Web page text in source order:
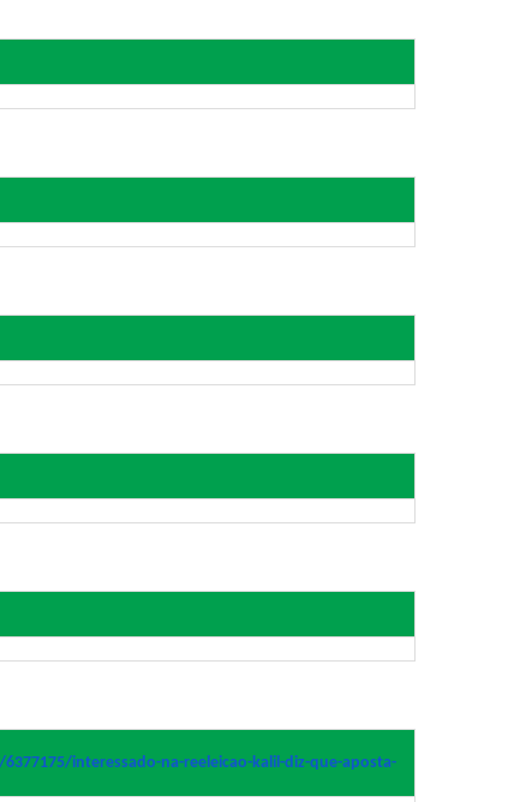
interessado-na-reeleicao-kalil-diz-que-aposta-